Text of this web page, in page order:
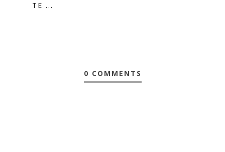
TE ...
0 COMMENTS